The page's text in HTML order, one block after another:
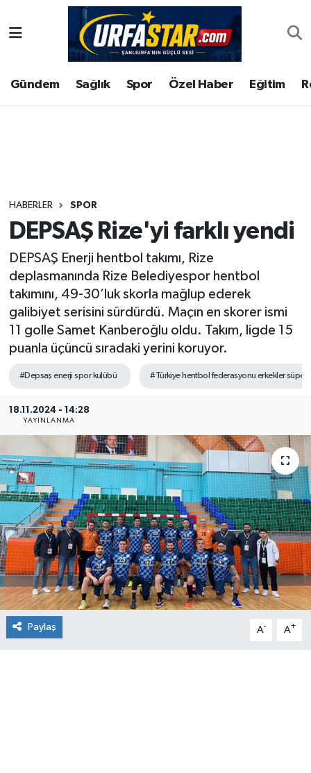
Gündem Sağlık Spor Özel Haber Eğitim
HABERLER SPOR
DEPSAŞ Rize'yi farklı yendi
DEPSAŞ Enerji hentbol takımı, Rize
deplasmanında Rize Belediyespor hentbol
takımını, 49-30’luk skorla mağlup ederek
galibiyet serisini sürdürdü. Maçın en skorer ismi
11 golle Samet Kanberoğlu oldu. Takım, ligde 15
puanla üçüncü sıradaki yerini koruyor.
#Depsaş enerji spor kulübü #Türkiye hentbol federasyonu erkekler süper
18.11.2024 - 14:28
YAYINLANMA
Paylaş A- A+
ASAYİS
ÇEVRE
Gündem
Kültür
Magazin
Şanlıurfa Nöbetçi Eczaneler
Şanlıurfa Hava Durumu
Tüm Manşetler
Son Dakika Haberleri
Haber Arşivi